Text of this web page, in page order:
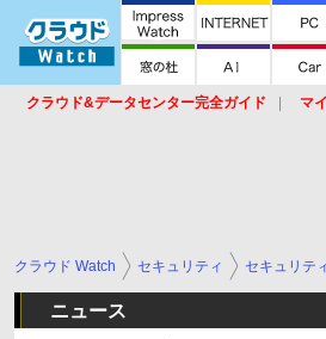
クラウド&データセンター完全ガイド マ
クラウド Watch セキュリティ セキュリテ
ニュース